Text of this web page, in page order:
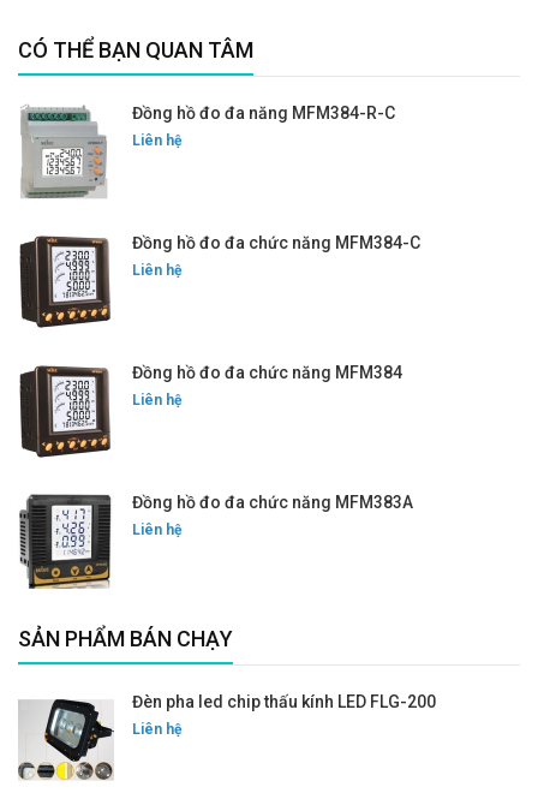
CÓ THỂ BẠN QUAN TÂM
Đồng hồ đo đa năng MFM384-R-C
Liên hệ
Đồng hồ đo đa chức năng MFM384-C
Liên hệ
Đồng hồ đo đa chức năng MFM384
Liên hệ
Đồng hồ đo đa chức năng MFM383A
Liên hệ
SẢN PHẨM BÁN CHẠY
Đèn pha led chip thấu kính LED FLG-200
Liên hệ